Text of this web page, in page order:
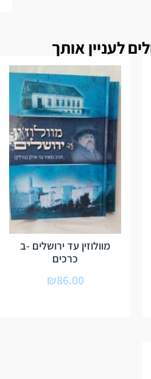
לעניין אותך
מוולוזין עד ירושלים -ב
כרכים
₪86.00